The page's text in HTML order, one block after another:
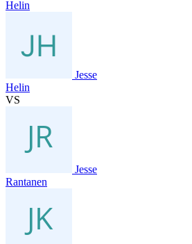
Helin
Jesse
Helin
VS
Jesse
Rantanen